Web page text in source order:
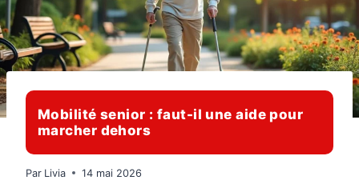
Mobilité senior : faut-il une aide pour
marcher dehors
Par Livia 14 mai 2026